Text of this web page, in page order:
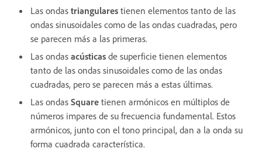
Las ondas triangulares tienen elementos tanto de las
ondas sinusoidales como de las ondas cuadradas, pero
se parecen más a las primeras.
Las ondas acústicas de superficie tienen elementos
tanto de las ondas sinusoidales como de las ondas
cuadradas, pero se parecen más a estas últimas.
Las ondas Square tienen armónicos en múltiplos de
números impares de su frecuencia fundamental. Estos
armónicos, junto con el tono principal, dan a la onda su
forma cuadrada característica.